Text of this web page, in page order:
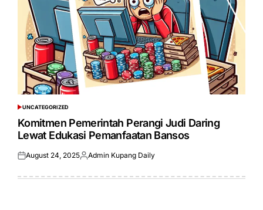
POSTED
IN
UNCATEGORIZED
Komitmen Pemerintah Perangi Judi Daring
Lewat Edukasi Pemanfaatan Bansos
Posted
August 24, 2025Posted
Admin Kupang Daily